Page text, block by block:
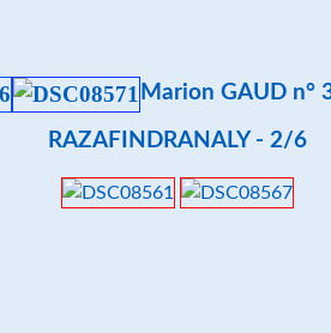
Marion GAUD n°
RAZAFINDRANALY - 2/6